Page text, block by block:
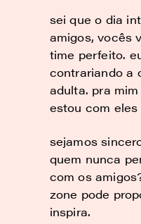
sei que o dia
amigos, vocês
time perfeito.
contrariando a
adulta. pra
estou com
sejamos
quem nunca
com os
zone pode
inspira.